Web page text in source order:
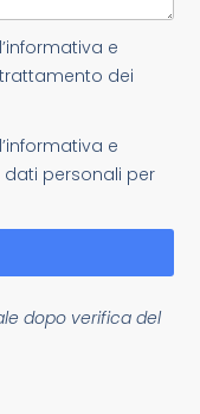
e
dei
e
personali per
dopo verifica del